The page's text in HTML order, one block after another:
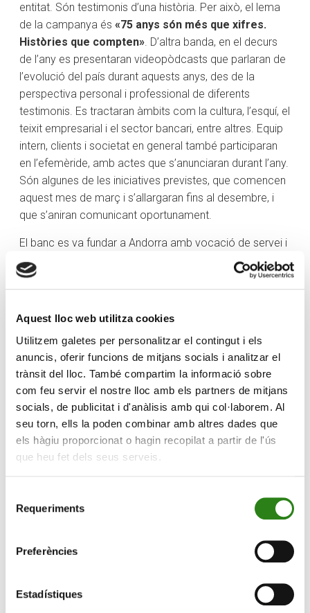
Aquest lloc web utilitza cookies
Utilitzem galetes per personalitzar el contingut i els
anuncis, oferir funcions de mitjans socials i analitzar el
trànsit del lloc. També compartim la informació sobre
com feu servir el nostre lloc amb els partners de mitjans
socials, de publicitat i d'anàlisis amb qui col·laborem. Al
seu torn, ells la poden combinar amb altres dades que
els hàgiu proporcionat o hagin recopilat a partir de l'ús
que heu fet dels seus serveis.
Requeriments
Preferències
Estadístiques
entitat. Són testimonis d’una història. Per això, el lema
de la campanya és «75 anys són més que xifres.
Històries que compten». D’altra banda, en el decurs
de l’any es presentaran videopòdcasts que parlaran de
l’evolució del país durant aquests anys, des de la
perspectiva personal i professional de diferents
testimonis. Es tractaran àmbits com la cultura, l’esquí, el
teixit empresarial i el sector bancari, entre altres. Equip
intern, clients i societat en general també participaran
en l’efemèride, amb actes que s’anunciaran durant l’any.
Són algunes de les iniciatives previstes, que comencen
aquest mes de març i s’allargaran fins al desembre, i
que s’aniran comunicant oportunament.
El banc es va fundar a Andorra amb vocació de servei i
de proximitat, uns valors que han guiat la seva
trajectòria i que avui segueixen definint la seva
Vella, l’entitat ha evolucionat i s’ha convertit en un agent
comportat un creixement i l’expansió internacional,
iniciada el 2003 i que actualment ha consolidat en
països com Espanya, Luxemburg i els EUA (Miami).
Aquest camí ha anat acompanyat d’una vocació de
compromís econòmic i social. «Com a banc hem
evolucionat fins a convertir-nos en un grup financer que
ha tingut sempre en el seu ADN la missió de créixer al
societat i país en general. Aquest és el nostre objectiu,
que hem impulsat i continuarem impulsant en el futur
econòmic, a la creació d’un teixit empresarial resilient i
, conseller
actitud pionera, que ha tingut en la capacitat de servei i